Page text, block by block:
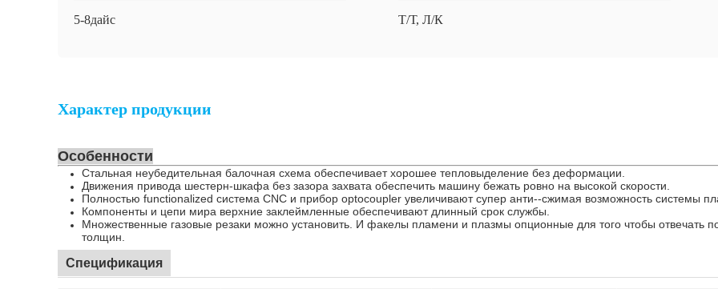
5-8дайс Т/Т, Л/К
Характер продукции
Особенности
Стальная неубедительная балочная схема обеспечивает хорошее тепловыделение без деформации.
Движения привода шестерн-шкафа без зазора захвата обеспечить машину бежать ровно на высокой скорости.
Полностью functionalized система CNC и прибор optocoupler увеличивают супер анти--сжимая возможность системы
Компоненты и цепи мира верхние заклеймленные обеспечивают длинный срок службы.
Множественные газовые резаки можно установить. И факелы пламени и плазмы опционные для того чтобы отвечать
толщин.
Спецификация